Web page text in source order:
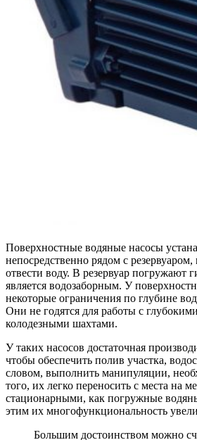
Поверхностные водяные насосы
непосредственно рядом с
отвести воду. В резервуар погружают
является водозаборным. У
некоторые ограничения по глубине
Они не годятся для работы с
колодезными шахтами.
У таких насосов достаточная
чтобы обеспечить полив участка,
словом, выполнить манипуляции,
того, их легко переносить с места на
стационарными, как погружные
этим их многофункциональность
Большим достоинством можно